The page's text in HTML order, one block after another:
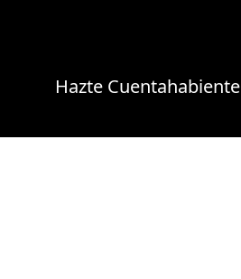
Hazte Cuentahabiente